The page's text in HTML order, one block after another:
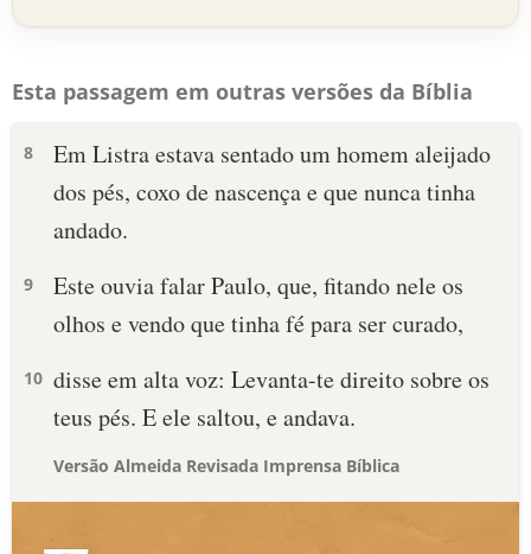
Esta passagem em outras versões da Bíblia
8
Em Listra estava sentado um homem aleijado
dos pés, coxo de nascença e que nunca tinha
andado.
9
Este ouvia falar Paulo, que, fitando nele os
olhos e vendo que tinha fé para ser curado,
10 disse em alta voz: Levanta-te direito sobre os
teus pés. E ele saltou, e andava.
Versão Almeida Revisada Imprensa Bíblica